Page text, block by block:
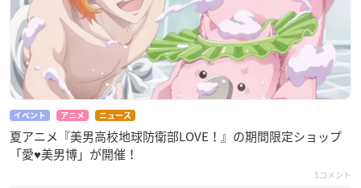
イベント アニメ ニュース
夏アニメ『美男高校地球防衛部LOVE！』の期間限定ショップ
「愛♥美男博」が開催！
5コメント